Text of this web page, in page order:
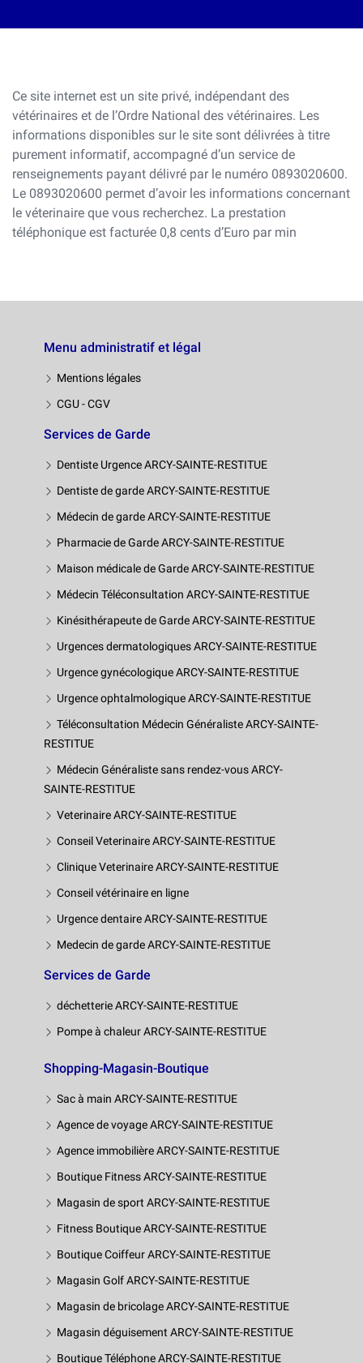
Ce site internet est un site privé, indépendant des
vétérinaires et de l’Ordre National des vétérinaires. Les
informations disponibles sur le site sont délivrées à titre
purement informatif, accompagné d’un service de
renseignements payant délivré par le numéro 0893020600.
Le 0893020600 permet d’avoir les informations concernant
le véterinaire que vous recherchez. La prestation
téléphonique est facturée 0,8 cents d’Euro par min
Menu administratif et légal
Mentions légales
CGU - CGV
Services de Garde
Dentiste Urgence ARCY-SAINTE-RESTITUE
Dentiste de garde ARCY-SAINTE-RESTITUE
Médecin de garde ARCY-SAINTE-RESTITUE
Pharmacie de Garde ARCY-SAINTE-RESTITUE
Maison médicale de Garde ARCY-SAINTE-RESTITUE
Médecin Téléconsultation ARCY-SAINTE-RESTITUE
Kinésithérapeute de Garde ARCY-SAINTE-RESTITUE
Urgences dermatologiques ARCY-SAINTE-RESTITUE
Urgence gynécologique ARCY-SAINTE-RESTITUE
Urgence ophtalmologique ARCY-SAINTE-RESTITUE
Téléconsultation Médecin Généraliste ARCY-SAINTE-
RESTITUE
Médecin Généraliste sans rendez-vous ARCY-
SAINTE-RESTITUE
Veterinaire ARCY-SAINTE-RESTITUE
Conseil Veterinaire ARCY-SAINTE-RESTITUE
Clinique Veterinaire ARCY-SAINTE-RESTITUE
Conseil vétérinaire en ligne
Urgence dentaire ARCY-SAINTE-RESTITUE
Medecin de garde ARCY-SAINTE-RESTITUE
Services de Garde
déchetterie ARCY-SAINTE-RESTITUE
Pompe à chaleur ARCY-SAINTE-RESTITUE
Shopping-Magasin-Boutique
Sac à main ARCY-SAINTE-RESTITUE
Agence de voyage ARCY-SAINTE-RESTITUE
Agence immobilière ARCY-SAINTE-RESTITUE
Boutique Fitness ARCY-SAINTE-RESTITUE
Magasin de sport ARCY-SAINTE-RESTITUE
Fitness Boutique ARCY-SAINTE-RESTITUE
Boutique Coiffeur ARCY-SAINTE-RESTITUE
Magasin Golf ARCY-SAINTE-RESTITUE
Magasin de bricolage ARCY-SAINTE-RESTITUE
Magasin déguisement ARCY-SAINTE-RESTITUE
Boutique Téléphone ARCY-SAINTE-RESTITUE